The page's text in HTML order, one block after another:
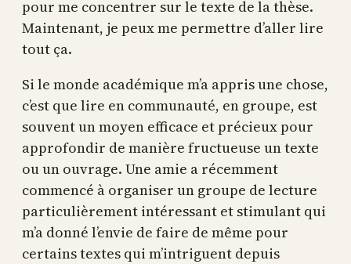
pour me concentrer sur le texte de la thèse.
Maintenant, je peux me permettre d’aller lire
tout ça.
Si le monde académique m’a appris une chose,
c’est que lire en communauté, en groupe, est
souvent un moyen efficace et précieux pour
approfondir de manière fructueuse un texte
ou un ouvrage. Une amie a récemment
commencé à organiser un groupe de lecture
particulièrement intéressant et stimulant qui
m’a donné l’envie de faire de même pour
certains textes qui m’intriguent depuis